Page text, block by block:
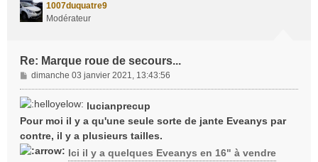
1007duquatre9
Modérateur
Re: Marque roue de secours...
M
e
s
a
g
e
dimanche 03 janvier 2021, 13:43:56
lucianprecup
Pour moi il y a qu'une seule sorte de jante Eveanys par
contre, il y a plusieurs tailles.
Ici il y a quelques Eveanys en 16" à vendre